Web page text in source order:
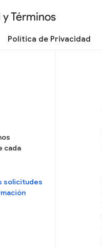
Términos
Política de Privacidad
cada
solicitudes